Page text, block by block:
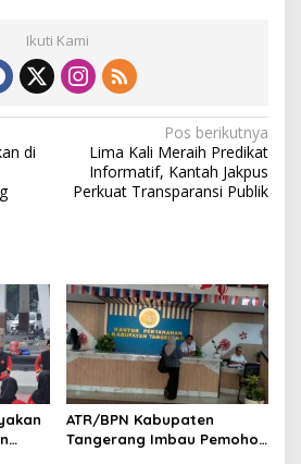
Ikuti Kami
di
Pos berikutnya
Lima Kali Meraih Predikat
Informatif, Kantah Jakpus
Perkuat Transparansi Publik
ATR/BPN Kabupaten
Tangerang Imbau Pemohon